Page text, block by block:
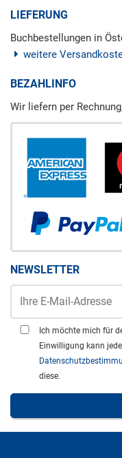
LIEFERUNG
Buchbestellungen in
weitere
BEZAHLINFO
Wir liefern per
NEWSLETTER
Ich möchte mich für
Einwilligung kann
diese.